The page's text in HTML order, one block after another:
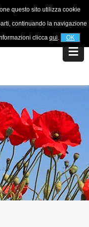
questo sito utilizza cookie
continuando la navigazione
clicca qui. OK
+39 320 5753268